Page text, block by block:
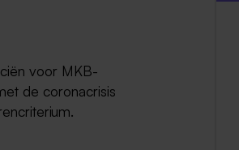
voor MKB-
de coronacrisis